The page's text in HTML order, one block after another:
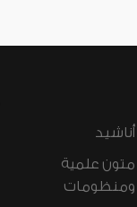
أناشيد
متون علمية
ومنظومات